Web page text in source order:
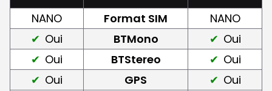
NANO Format SIM
NANO
Oui
BTMono
Oui
Oui
BTStereo
Oui
Oui
GPS
Oui